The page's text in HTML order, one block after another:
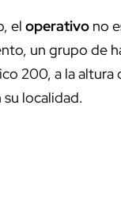
el operativo no
un grupo de
200, a la
su localidad.